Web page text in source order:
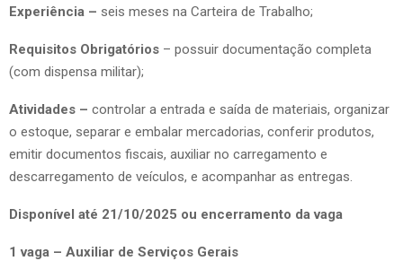
Experiência – seis meses na Carteira de Trabalho;
Requisitos Obrigatórios – possuir documentação completa
(com dispensa militar);
Atividades – controlar a entrada e saída de materiais, organizar
o estoque, separar e embalar mercadorias, conferir produtos,
emitir documentos fiscais, auxiliar no carregamento e
descarregamento de veículos, e acompanhar as entregas.
Disponível até 21/10/2025 ou encerramento da vaga
1 vaga – Auxiliar de Serviços Gerais